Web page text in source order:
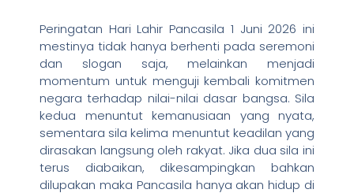
Peringatan Hari Lahir Pancasila 1 Juni 2026 ini
mestinya tidak hanya berhenti pada seremoni
dan slogan saja, melainkan menjadi
momentum untuk menguji kembali komitmen
negara terhadap nilai-nilai dasar bangsa. Sila
kedua menuntut kemanusiaan yang nyata,
sementara sila kelima menuntut keadilan yang
dirasakan langsung oleh rakyat. Jika dua sila ini
terus diabaikan, dikesampingkan bahkan
dilupakan maka Pancasila hanya akan hidup di